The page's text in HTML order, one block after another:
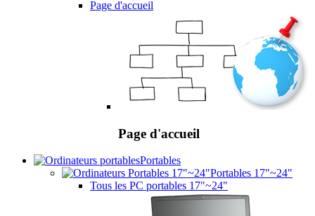
Page d'accueil
Page d'accueil
Portables
Portables 17"~24"
Tous les PC portables 17"~24"